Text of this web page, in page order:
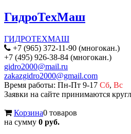
ГидроТехМаш
ГИДРОТЕХМАШ
+7 (965) 372-11-90 (многокан.)
+7 (495) 926-38-84 (многокан.)
gidro2000@mail.ru
zakazgidro2000@gmail.com
Время работы: Пн-Пт 9-17 Сб, Вс
Заявки на сайте принимаются
Корзина0 товаров
на сумму 0 руб.